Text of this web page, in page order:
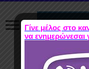
Γίνε μέλος στο
να ενημερώνεσαι